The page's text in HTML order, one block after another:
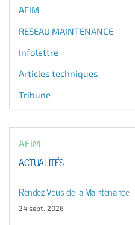
AFIM
RESEAU MAINTENANCE
Infolettre
Articles techniques
Tribune
AFIM
ACTUALITÉS
Rendez-Vous de la Maintenance
24 sept. 2026